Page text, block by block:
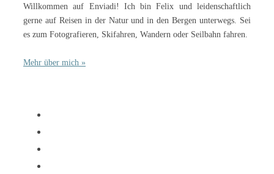
Willkommen auf Enviadi! Ich bin Felix und leidenschaftlich
gerne auf Reisen in der Natur und in den Bergen unterwegs. Sei
es zum Fotografieren, Skifahren, Wandern oder Seilbahn fahren.
Mehr über mich »